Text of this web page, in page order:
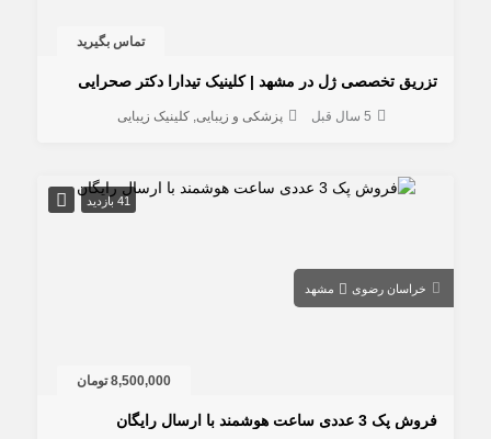
تماس بگیرید
تزریق تخصصی ژل در مشهد | کلینیک تیدارا دکتر صحرایی
5 سال قبل پزشکی و زیبایی کلینیک زیبایی
41 بازدید
خراسان رضوی مشهد
8,500,000 تومان
فروش پک 3 عددی ساعت هوشمند با ارسال رایگان